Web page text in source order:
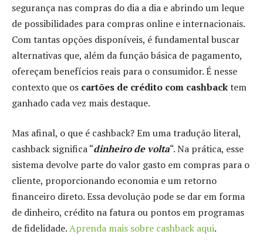
segurança nas compras do dia a dia e abrindo um leque
de possibilidades para compras online e internacionais.
Com tantas opções disponíveis, é fundamental buscar
alternativas que, além da função básica de pagamento,
ofereçam benefícios reais para o consumidor. É nesse
contexto que os cartões de crédito com cashbacktem
ganhado cada vez mais destaque.
Mas afinal, o que é cashback? Em uma tradução literal,
cashback significa “dinheiro de volta“. Na prática, esse
sistema devolve parte do valor gasto em compras para o
cliente, proporcionando economia e um retorno
financeiro direto. Essa devolução pode se dar em forma
de dinheiro, crédito na fatura ou pontos em programas
de fidelidade.Aprenda mais sobre cashback aqui.